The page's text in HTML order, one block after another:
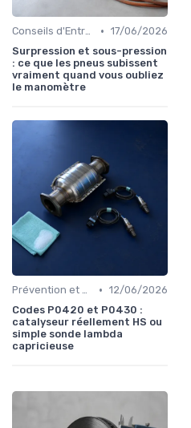
Conseils d'Entretien Auto • 17/06/2026
Surpression et sous-pression
: ce que les pneus subissent
vraiment quand vous oubliez
le manomètre
Prévention et Diagnostic des Pannes • 12/06/2026
Codes P0420 et P0430 :
catalyseur réellement HS ou
simple sonde lambda
capricieuse